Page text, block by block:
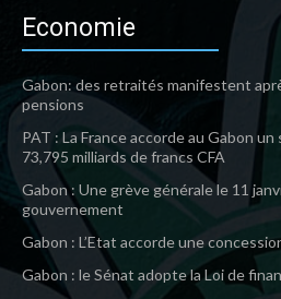
Economie
Gabon: des retraités manifestent
pensions
PAT : La France accorde au Gabon
73,795 milliards de francs CFA
Gabon : Une grève générale le 11
gouvernement
Gabon : L’Etat accorde une
Gabon : le Sénat adopte la Loi de